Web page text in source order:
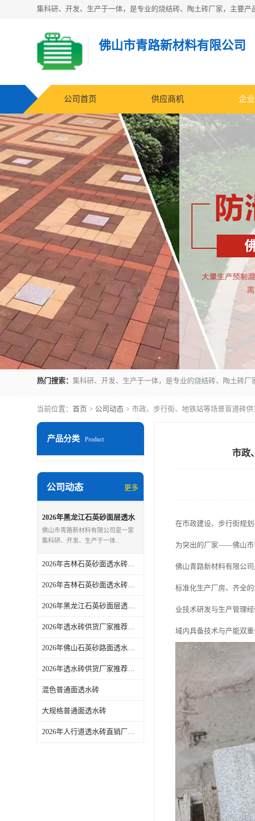
佛山市青路新材料有限公司
公司首页 供应商机 企
热门搜索：
当前位置： 首页 > 公司动态 > 市政、步行街、地铁站等场景盲道砖
产品分类 Product
公司动态 更多
2026年黑龙江石英砂面层透水
砖源头厂家推荐
佛山市青路新材料有限公司是一家
集科研、开发、生产于一体..
2026年吉林石英砂面透水砖供应商推荐，源头实力厂家解析
2026年吉林石英砂面透水砖供应商推荐：聚焦生产实力与工程应用适配
2026年黑龙江石英砂面层透水砖源头厂家，佛山青路新材料品质供应
2026年透水砖供货厂家推荐：佛山青路专注环保烧结砖
2026年佛山石英砂路面透水砖定制厂家解析
2026年透水砖供货厂家推荐：佛山青路烧结砖源头实力解析
混色普通面透水砖
大规格普通面透水砖
2026年人行道透水砖直销厂家推荐：佛山青路新材料
市政
在市政建设、步行街规
为突出的厂家——佛山市
佛山青路新材料有限公
标准化生产厂房、齐全
业技术研发与生产管理
域内具备技术与产能双重